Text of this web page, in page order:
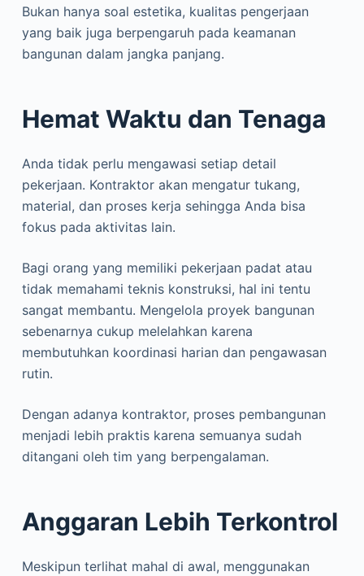
Bukan hanya soal estetika, kualitas pengerjaan
yang baik juga berpengaruh pada keamanan
bangunan dalam jangka panjang.
Hemat Waktu dan Tenaga
Anda tidak perlu mengawasi setiap detail
pekerjaan. Kontraktor akan mengatur tukang,
material, dan proses kerja sehingga Anda bisa
fokus pada aktivitas lain.
Bagi orang yang memiliki pekerjaan padat atau
tidak memahami teknis konstruksi, hal ini tentu
sangat membantu. Mengelola proyek bangunan
sebenarnya cukup melelahkan karena
membutuhkan koordinasi harian dan pengawasan
rutin.
Dengan adanya kontraktor, proses pembangunan
menjadi lebih praktis karena semuanya sudah
ditangani oleh tim yang berpengalaman.
Anggaran Lebih Terkontrol
Meskipun terlihat mahal di awal, menggunakan